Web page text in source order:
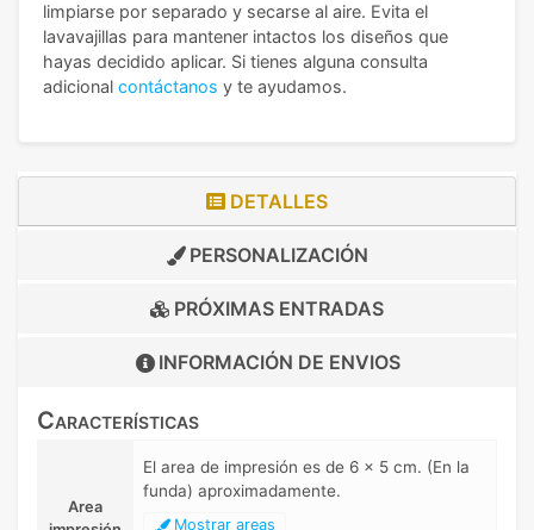
limpiarse por separado y secarse al aire. Evita el
lavavajillas para mantener intactos los diseños que
hayas decidido aplicar. Si tienes alguna consulta
adicional contáctanos y te ayudamos.
DETALLES
PERSONALIZACIÓN
PRÓXIMAS ENTRADAS
INFORMACIÓN DE ENVIOS
Características
Area
El area de impresión es de 6 x 5 cm. (En la
funda) aproximadamente.
Mostrar areas